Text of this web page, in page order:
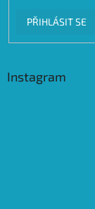
PŘIHLÁSIT SE
Instagram